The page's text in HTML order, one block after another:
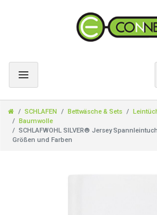
SCHLAFEN Bettwäsche & Sets
Baumwolle
SCHLAFWOHL SILVER® Jersey
Größen und Farben